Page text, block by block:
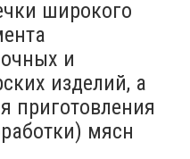
широкого
и
изделий, а
приготовления
мясн